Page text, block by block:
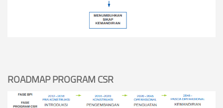
ROADMAP PROGRAM CSR